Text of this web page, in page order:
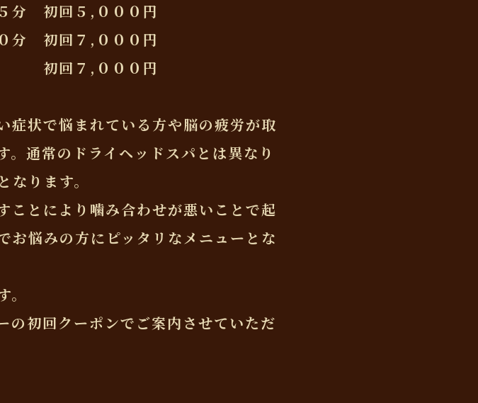
分 初回５,０００円
分 初回７,０００円
初回７,０００円
症状で悩まれている方や脳の疲労が取
通常のドライヘッドスパとは異なり
ります。
ことにより噛み合わせが悪いことで起
お悩みの方にピッタリなメニューとな
の初回クーポンでご案内させていただ